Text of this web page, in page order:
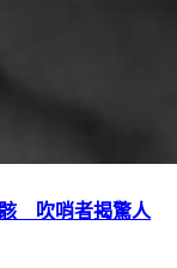
骸 吹哨者揭驚人